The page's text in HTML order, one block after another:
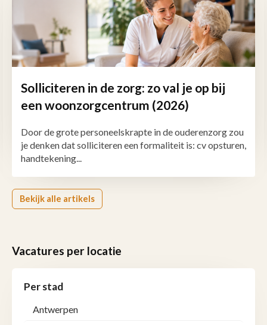
Solliciteren in de zorg: zo val je op bij
een woonzorgcentrum (2026)
Door de grote personeelskrapte in de ouderenzorg zou
je denken dat solliciteren een formaliteit is: cv opsturen,
handtekening...
Bekijk alle artikels
Vacatures per locatie
Per stad
Antwerpen